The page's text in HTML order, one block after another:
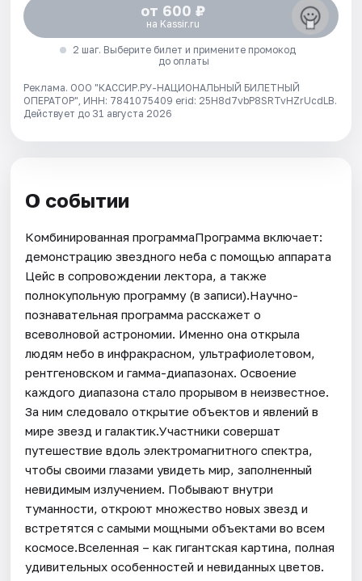
от 600 ₽
на Kassir.ru
2 шаг. Выберите билет и примените промокод
до оплаты
Реклама. ООО "КАССИР.РУ-НАЦИОНАЛЬНЫЙ БИЛЕТНЫЙ
ОПЕРАТОР", ИНН: 7841075409 erid: 25H8d7vbP8SRTvHZrUcdLB.
Действует до 31 августа 2026
О событии
Комбинированная программаПрограмма включает:
демонстрацию звездного неба с помощью аппарата
Цейс в сопровождении лектора, а также
полнокупольную программу (в записи).Научно-
познавательная программа расскажет о
всеволновой астрономии. Именно она открыла
людям небо в инфракрасном, ультрафиолетовом,
рентгеновском и гамма-диапазонах. Освоение
каждого диапазона стало прорывом в неизвестное.
За ним следовало открытие объектов и явлений в
мире звезд и галактик.Участники совершат
путешествие вдоль электромагнитного спектра,
чтобы своими глазами увидеть мир, заполненный
невидимым излучением. Побывают внутри
туманности, откроют множество новых звезд и
встретятся с самыми мощными объектами во всем
космосе.Вселенная – как гигантская картина, полная
удивительных особенностей и невиданных цветов.